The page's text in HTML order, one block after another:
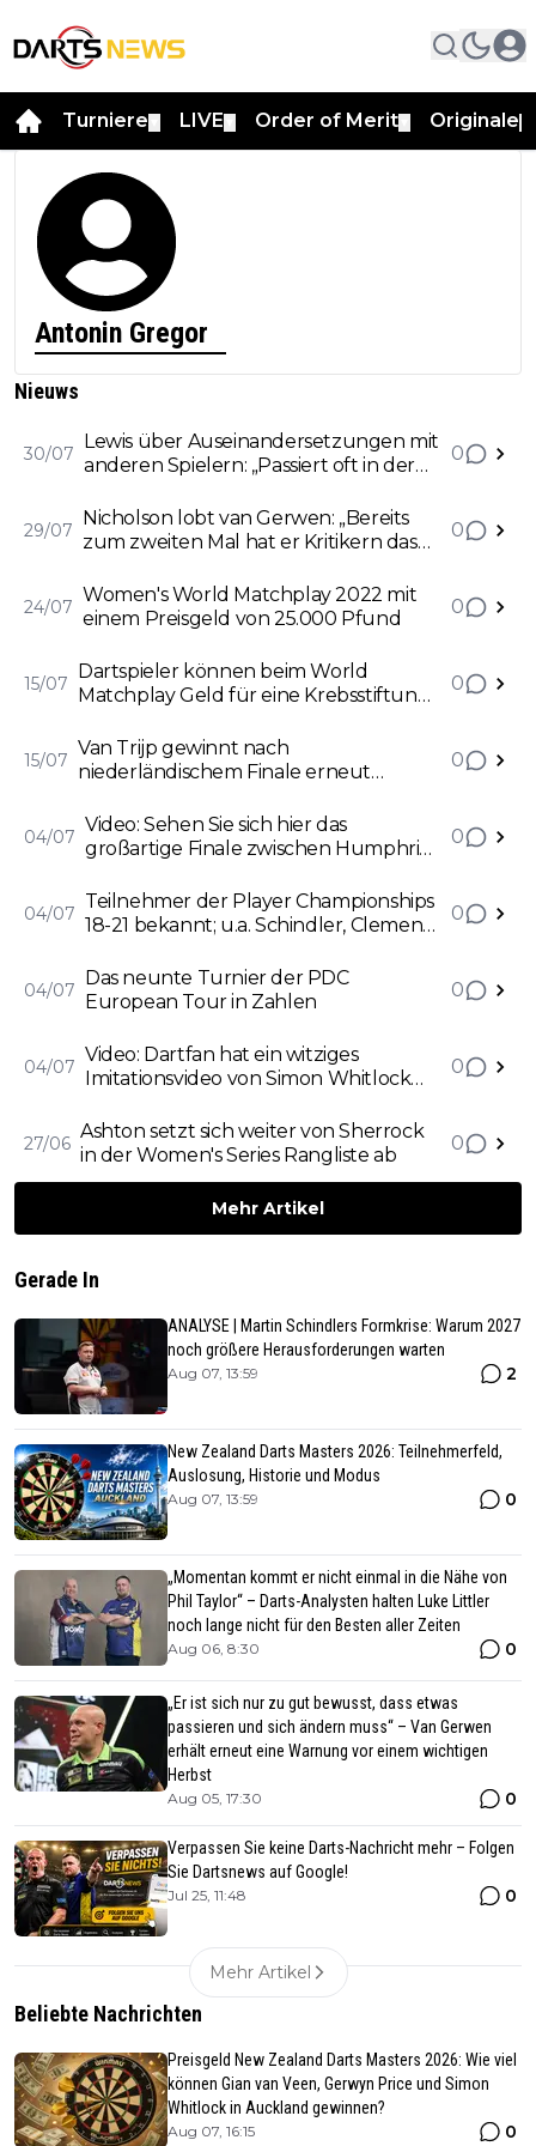
Turniere LIVE Order of Merit Originale
Antonin Gregor
Nieuws
30/07
Lewis über Auseinandersetzungen mit
anderen Spielern: „Passiert oft in der
vergessen“
0
29/07
Nicholson lobt van Gerwen: „Bereits
zum zweiten Mal hat er Kritikern das
0
24/07
Women's World Matchplay 2022 mit
einem Preisgeld von 25.000 Pfund
0
15/07
Dartspieler können beim World
Matchplay Geld für eine Krebsstiftung
0
15/07
Van Trijp gewinnt nach
niederländischem Finale erneut
0
04/07
Video: Sehen Sie sich hier das
großartige Finale zwischen Humphries
0
04/07
Teilnehmer der Player Championships
18-21 bekannt; u.a. Schindler, Clemens
0
04/07
Das neunte Turnier der PDC
European Tour in Zahlen
0
04/07
Video: Dartfan hat ein witziges
Imitationsvideo von Simon Whitlock
0
27/06
Ashton setzt sich weiter von Sherrock
in der Women's Series Rangliste ab
0
Mehr Artikel
Gerade In
ANALYSE | Martin Schindlers Formkrise: Warum 2027
noch größere Herausforderungen warten
Aug 07, 13:59 2
New Zealand Darts Masters 2026: Teilnehmerfeld,
Auslosung, Historie und Modus
Aug 07, 13:59 0
„Momentan kommt er nicht einmal in die Nähe von
Phil Taylor“ – Darts-Analysten halten Luke Littler
noch lange nicht für den Besten aller Zeiten
Aug 06, 8:30 0
„Er ist sich nur zu gut bewusst, dass etwas
passieren und sich ändern muss“ – Van Gerwen
erhält erneut eine Warnung vor einem wichtigen
Herbst
Aug 05, 17:30 0
Verpassen Sie keine Darts-Nachricht mehr – Folgen
Sie Dartsnews auf Google!
Jul 25, 11:48 0
Mehr Artikel
Beliebte Nachrichten
Preisgeld New Zealand Darts Masters 2026: Wie viel
können Gian van Veen, Gerwyn Price und Simon
Whitlock in Auckland gewinnen?
Aug 07, 16:15 0